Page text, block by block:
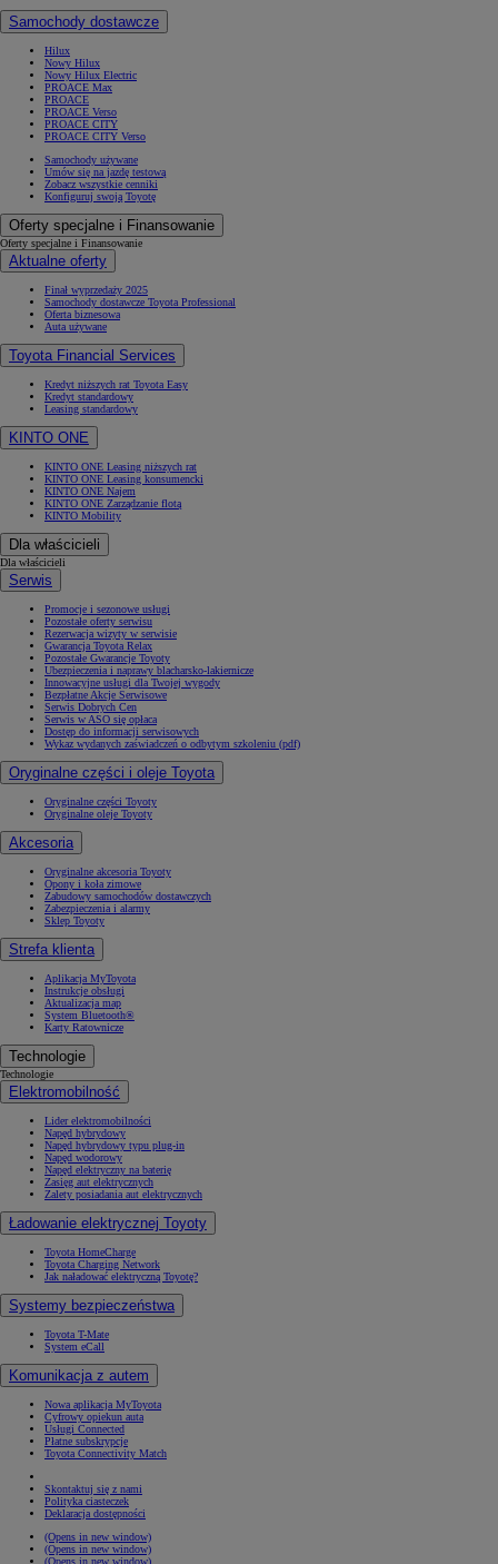
Samochody dostawcze
Hilux
Nowy Hilux
Nowy Hilux Electric
PROACE Max
PROACE
PROACE Verso
PROACE CITY
PROACE CITY Verso
Samochody używane
Umów się na jazdę testową
Zobacz wszystkie cenniki
Konfiguruj swoją Toyotę
Oferty specjalne i Finansowanie
Oferty specjalne i Finansowanie
Aktualne oferty
Finał wyprzedaży 2025
Samochody dostawcze Toyota Professional
Oferta biznesowa
Auta używane
Toyota Financial Services
Kredyt niższych rat Toyota Easy
Kredyt standardowy
Leasing standardowy
KINTO ONE
KINTO ONE Leasing niższych rat
KINTO ONE Leasing konsumencki
KINTO ONE Najem
KINTO ONE Zarządzanie flotą
KINTO Mobility
Dla właścicieli
Dla właścicieli
Serwis
Promocje i sezonowe usługi
Pozostałe oferty serwisu
Rezerwacja wizyty w serwisie
Gwarancja Toyota Relax
Pozostałe Gwarancje Toyoty
Ubezpieczenia i naprawy blacharsko-lakiernicze
Innowacyjne usługi dla Twojej wygody
Bezpłatne Akcje Serwisowe
Serwis Dobrych Cen
Serwis w ASO się opłaca
Dostęp do informacji serwisowych
Wykaz wydanych zaświadczeń o odbytym szkoleniu (pdf)
Oryginalne części i oleje Toyota
Oryginalne części Toyoty
Oryginalne oleje Toyoty
Akcesoria
Oryginalne akcesoria Toyoty
Opony i koła zimowe
Zabudowy samochodów dostawczych
Zabezpieczenia i alarmy
Sklep Toyoty
Strefa klienta
Aplikacja MyToyota
Instrukcje obsługi
Aktualizacja map
System Bluetooth®
Karty Ratownicze
Technologie
Technologie
Elektromobilność
Lider elektromobilności
Napęd hybrydowy
Napęd hybrydowy typu plug-in
Napęd wodorowy
Napęd elektryczny na baterię
Zasięg aut elektrycznych
Zalety posiadania aut elektrycznych
Ładowanie elektrycznej Toyoty
Toyota HomeCharge
Toyota Charging Network
Jak naładować elektryczną Toyotę?
Systemy bezpieczeństwa
Toyota T-Mate
System eCall
Komunikacja z autem
Nowa aplikacja MyToyota
Cyfrowy opiekun auta
Usługi Connected
Płatne subskrypcje
Toyota Connectivity Match
Skontaktuj się z nami
Polityka ciasteczek
Deklaracja dostępności
(Opens in new window)
(Opens in new window)
(Opens in new window)